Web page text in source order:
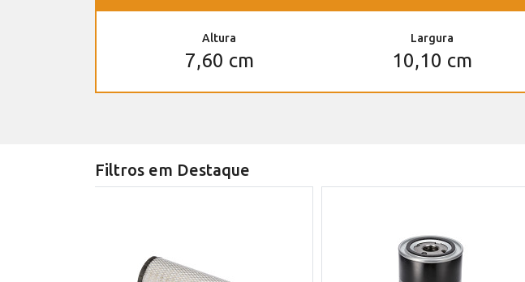
Altura
7,60 cm
Largura
10,10 cm
Filtros em Destaque